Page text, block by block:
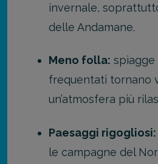
invernale,
delle Andamane.
Meno folla: spiagge
frequentati tornano
un’atmosfera più
Paesaggi rigogliosi:
le campagne del